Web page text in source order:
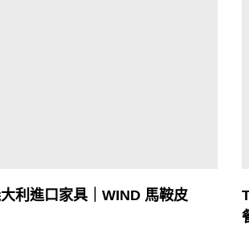
利進口家具｜WIND 馬鞍皮